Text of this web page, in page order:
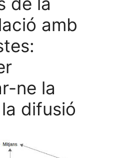
amb
ne la
difusió